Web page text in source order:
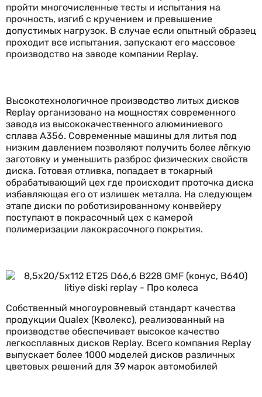
пройти многочисленные тесты и испытания на
прочность, изгиб с кручением и превышение
допустимых нагрузок. В случае если опытный образец
проходит все испытания, запускают его массовое
производство на заводе компании Replay.
Высокотехнологичное производство литых дисков
Replay организовано на мощностях современного
завода из высококачественного алюминиевого
сплава А356. Современные машины для литья под
низким давлением позволяют получить более лёгкую
заготовку и уменьшить разброс физических свойств
диска. Готовая отливка, попадает в токарный
обрабатывающий цех где происходит проточка диска
избавляющая его от излишек металла. На следующем
этапе диски по роботизированному конвейеру
поступают в покрасочный цех с камерой
полимеризации лакокрасочного покрытия.
Собственный многоуровневый стандарт качества
продукции Qualex (Кволекс), реализованный на
производстве обеспечивает высокое качество
легкосплавных дисков Replay. Всего компания Replay
выпускает более 1000 моделей дисков различных
цветовых решений для 39 марок автомобилей